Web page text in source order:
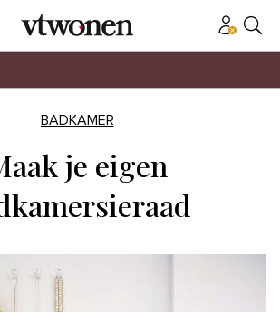
BADKAMER
je eigen